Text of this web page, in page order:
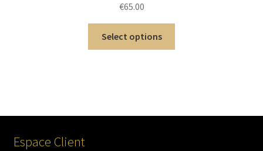
€65.00
Select options
Espace Client